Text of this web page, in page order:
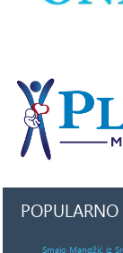
POPULARNO
Smajo Mandžić iz